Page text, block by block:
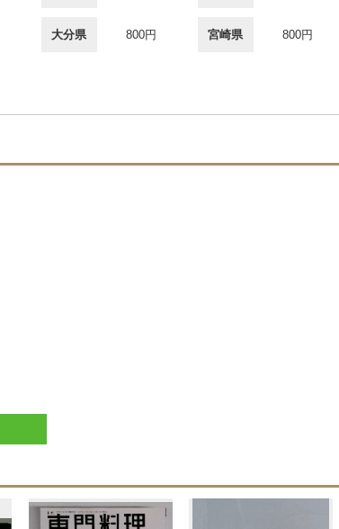
大分県 800円 宮崎県 800円